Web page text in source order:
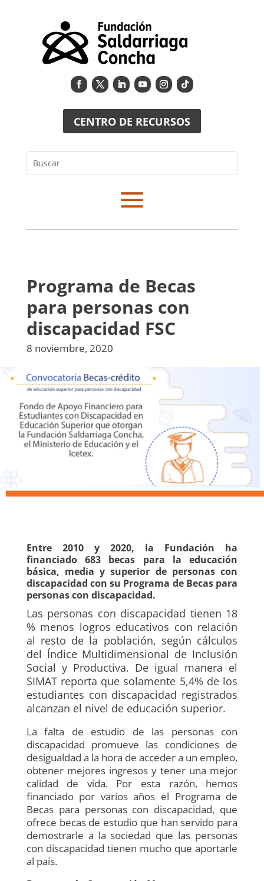
CENTRO DE RECURSOS
Buscar
Programa de Becas
para personas con
discapacidad FSC
8 noviembre, 2020
Entre 2010 y 2020, la Fundación ha
financiado 683 becas para la educación
básica, media y superior de personas con
discapacidad con su Programa de Becas para
personas con discapacidad.
Las personas con discapacidad tienen 18
% menos logros educativos con relación
al resto de la población, según cálculos
del Índice Multidimensional de Inclusión
Social y Productiva. De igual manera el
SIMAT reporta que solamente 5,4% de los
estudiantes con discapacidad registrados
alcanzan el nivel de educación superior.
La falta de estudio de las personas con
discapacidad promueve las condiciones de
desigualdad a la hora de acceder a un empleo,
obtener mejores ingresos y tener una mejor
calidad de vida. Por esta razón, hemos
financiado por varios años el Programa de
Becas para personas con discapacidad, que
ofrece becas de estudio que han servido para
demostrarle a la sociedad que las personas
con discapacidad tienen mucho que aportarle
al país.